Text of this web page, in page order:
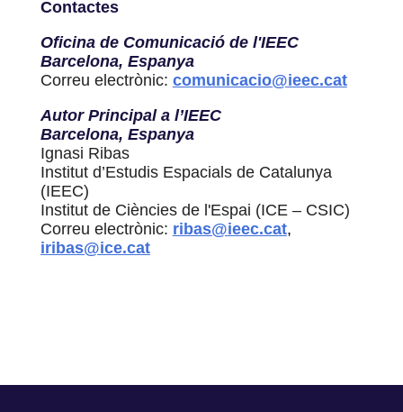
Contactes
Oficina de Comunicació de l'IEEC
Barcelona, Espanya
Correu electrònic: comunicacio@ieec.cat
Autor Principal a l’IEEC
Barcelona, Espanya
Ignasi Ribas
Institut d’Estudis Espacials de Catalunya
(IEEC)
Institut de Ciències de l'Espai (ICE – CSIC)
Correu electrònic: ribas@ieec.cat,
iribas@ice.cat